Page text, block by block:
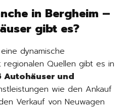
in Bergheim –
gibt es?
dynamische
regionalen Quellen gibt es in
Autohäuser und
wie den Ankauf
Verkauf von Neuwagen